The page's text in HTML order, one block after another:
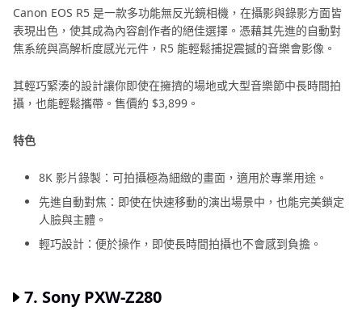
Canon EOS R5 是一款多功能無反光鏡相機，在攝影與錄影方面皆
表現出色，使其成為內容創作者的絕佳選擇。憑藉其先進的自動對
焦系統與高解析度感光元件，R5 能輕鬆捕捉震撼的音樂會影像。
其輕巧緊湊的設計讓你即使在擁擠的場地或大型音樂節中長時間拍
攝，也能輕鬆攜帶。售價約 $3,899。
特色
8K 影片錄製：可拍攝極為細緻的畫面，適用於專業用途。
先進自動對焦：即使在快速移動的演出場景中，也能完美鎖定
人臉與主體。
輕巧設計：便於操作，即使長時間拍攝也不會感到負擔。
7. Sony PXW-Z280